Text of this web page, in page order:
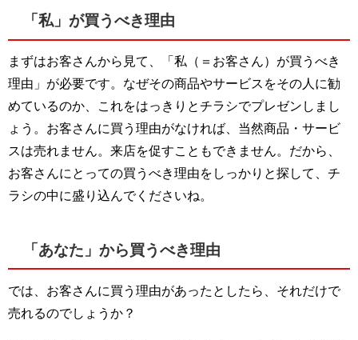
「私」が買うべき理由
まずはお客さんから見て、「私（＝お客さん）が買うべき
理由」が必要です。なぜその商品やサービスをその人に勧
めているのか、これをはっきりとチラシでプレゼンしまし
ょう。お客さんに買う理由がなければ、当然商品・サービ
スは売れません。来店を促すこともできません。だから、
お客さんにとっての買うべき理由をしっかりと探して、チ
ラシの中に盛り込んでくださいね。
「あなた」から買うべき理由
では、お客さんに買う理由があったとしたら、それだけで
売れるのでしょうか？